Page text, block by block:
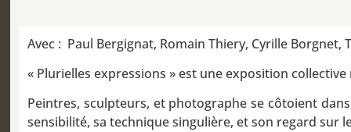
Avec : Paul Bergignat, Romain Thiery, Cyrille
« Plurielles expressions » est une exposition
Peintres, sculpteurs, et photographe se côtoient
sensibilité, sa technique singulière, et son regard sur